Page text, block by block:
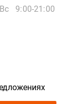
9:00-21:00